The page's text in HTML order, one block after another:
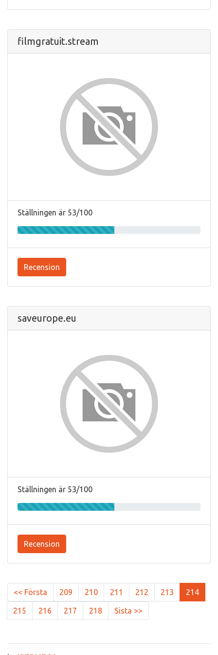
filmgratuit.stream
Ställningen är 53/100
Recension
saveurope.eu
Ställningen är 53/100
Recension
<< Första 209 210 211 212 213 214
215 216 217 218 Sista >>